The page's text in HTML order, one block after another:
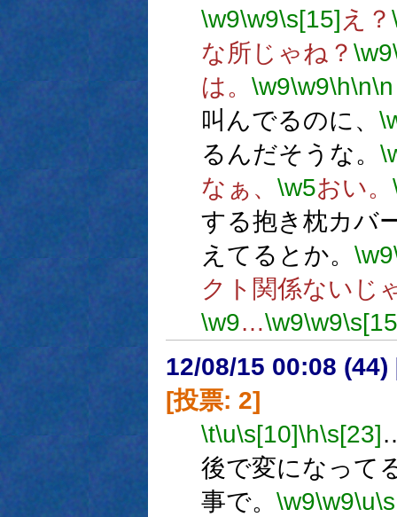
\w9\w9\s[15] え？
な所じゃね？ \w9
は。 \w9\w9\h\n\n
叫んでるのに、
るんだそうな。
なぁ、 \w5おい。
する抱き枕カバ
えてるとか。 \w9
クト関係ないじ
\w9…\w9\w9
12/08/15 00:08 (44)
[投票: 2]
\t\u\s[10]\h\s[23]
後で変になって
事で。 \w9\w9\u